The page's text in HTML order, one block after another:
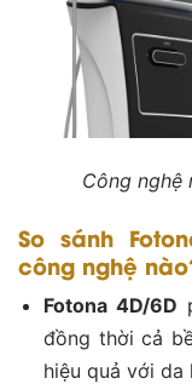
Công nghệ
So sánh
công nghệ
Fotona 4D/6D
đồng thời cả
hiệu quả với da